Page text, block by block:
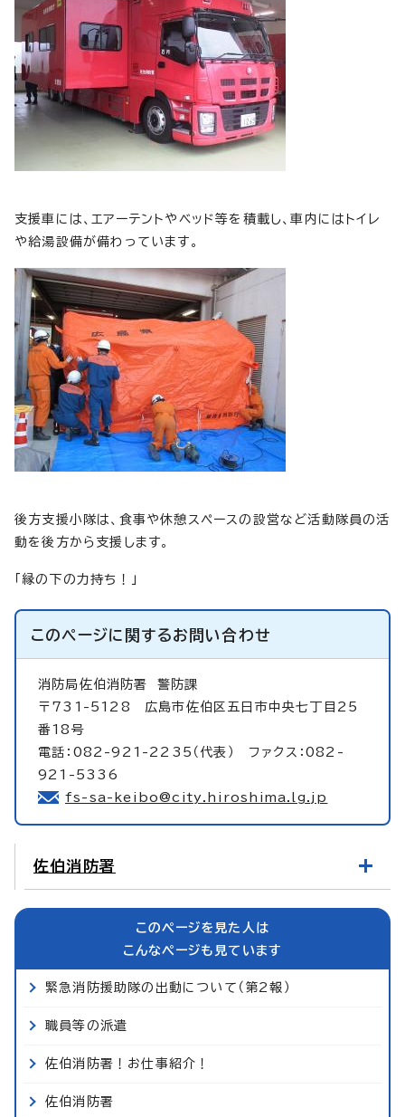
支援車には、エアーテントやベッド等を積載し、車内にはトイレ
や給湯設備が備わっています。
後方支援小隊は、食事や休憩スペースの設営など活動隊員の活
動を後方から支援します。
「縁の下の力持ち！」
このページに関するお問い合わせ
消防局佐伯消防署 警防課
〒731-5128 広島市佐伯区五日市中央七丁目25
番18号
電話：082-921-2235（代表） ファクス：082-
921-5336
fs-sa-keibo@city.hiroshima.lg.jp
佐伯消防署
このページを見た人は
こんなページも見ています
緊急消防援助隊の出動について（第2報）
職員等の派遣
佐伯消防署！お仕事紹介！
佐伯消防署